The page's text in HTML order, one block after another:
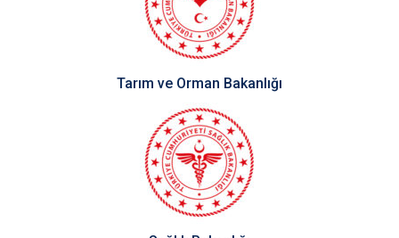
Tarım ve Orman Bakanlığı